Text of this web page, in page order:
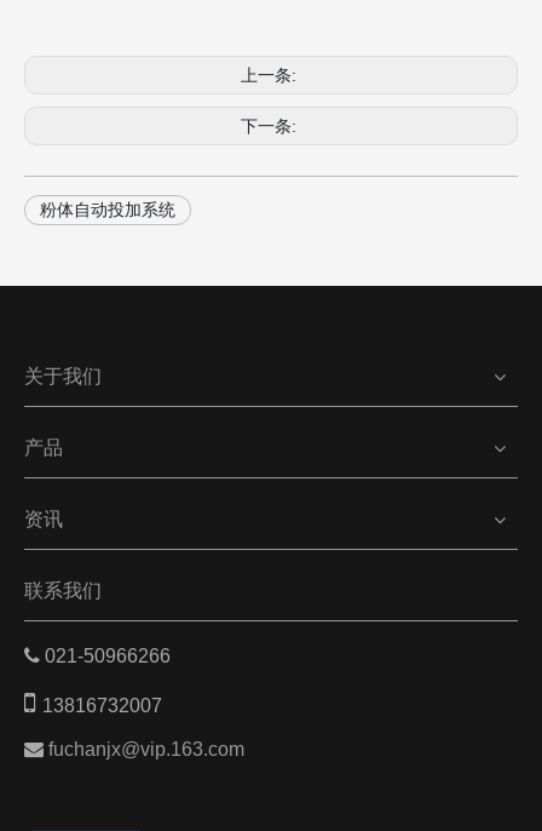
上一条:
下一条:
粉体自动投加系统
关于我们
产品
资讯
联系我们
 021-50966266
 13816732007
 fuchanjx@vip.163.com